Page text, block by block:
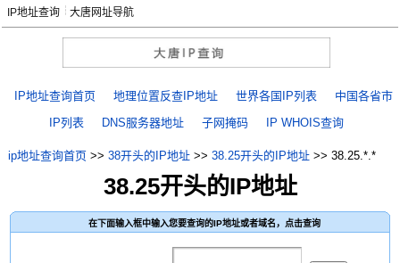
大唐网址导航
IP地址查询
IP地址查询首页 地理位置反查IP地址 世界各国IP列表
中国各省市
IP列表
DNS服务器地址 子网掩码 IP WHOIS查询
ip地址查询首页>> 38开头的IP地址>> 38.25开头的IP地址>> 38.25.*.*
38.25开头的IP地址
在下面输入框中输入您要查询的IP地址或者域名，点击查询